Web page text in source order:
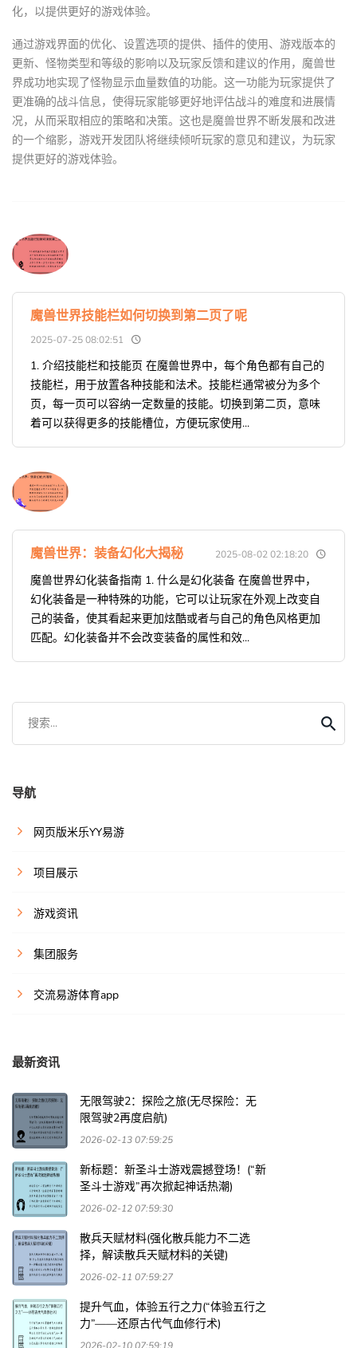
化，以提供更好的游戏体验。
通过游戏界面的优化、设置选项的提供、插件的使用、游戏版本的
更新、怪物类型和等级的影响以及玩家反馈和建议的作用，魔兽世
界成功地实现了怪物显示血量数值的功能。这一功能为玩家提供了
更准确的战斗信息，使得玩家能够更好地评估战斗的难度和进展情
况，从而采取相应的策略和决策。这也是魔兽世界不断发展和改进
的一个缩影，游戏开发团队将继续倾听玩家的意见和建议，为玩家
提供更好的游戏体验。
魔兽世界技能栏如何切换到第二页了呢
2025-07-25 08:02:51
1. 介绍技能栏和技能页 在魔兽世界中，每个角色都有自己的
技能栏，用于放置各种技能和法术。技能栏通常被分为多个
页，每一页可以容纳一定数量的技能。切换到第二页，意味
着可以获得更多的技能槽位，方便玩家使用...
魔兽世界：装备幻化大揭秘 2025-08-02 02:18:20
魔兽世界幻化装备指南 1. 什么是幻化装备 在魔兽世界中，
幻化装备是一种特殊的功能，它可以让玩家在外观上改变自
己的装备，使其看起来更加炫酷或者与自己的角色风格更加
匹配。幻化装备并不会改变装备的属性和效...
搜索...
导航
网页版米乐YY易游
项目展示
游戏资讯
集团服务
交流易游体育app
最新资讯
无限驾驶2：探险之旅(无尽探险：无
限驾驶2再度启航)
2026-02-13 07:59:25
新标题：新圣斗士游戏震撼登场！(“新
圣斗士游戏”再次掀起神话热潮)
2026-02-12 07:59:30
散兵天赋材料(强化散兵能力不二选
择，解读散兵天赋材料的关键)
2026-02-11 07:59:27
提升气血，体验五行之力(“体验五行之
力”——还原古代气血修行术)